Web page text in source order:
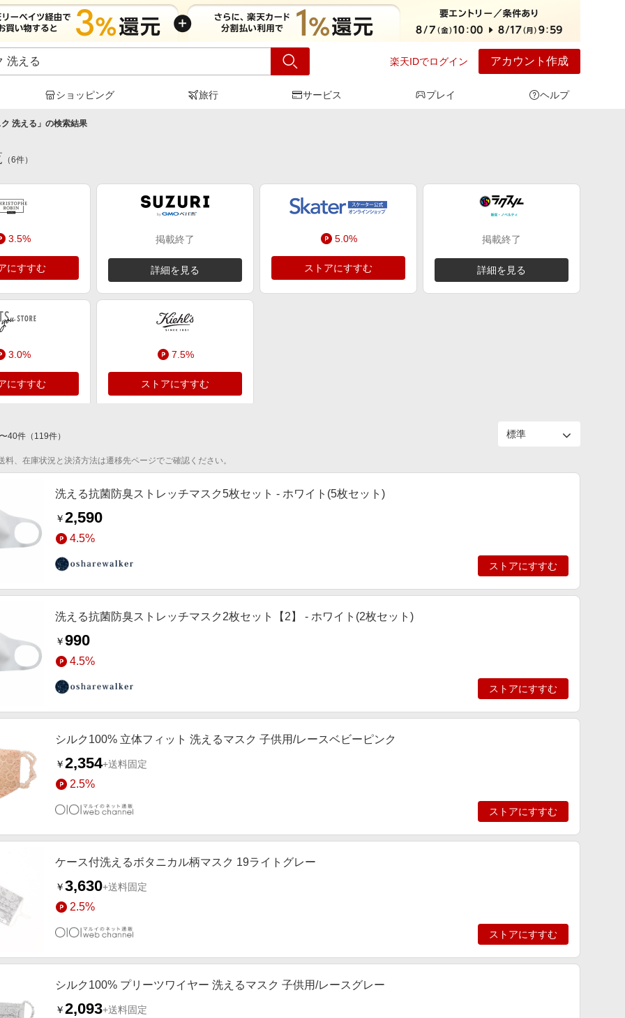
楽天IDでログイン アカウント作成
ショッピング 旅行 サービス プレイ ヘルプ
洗える 」の検索結果
（6件）
3.5%
にすすむ
掲載終了
詳細を見る
5.0%
ストアにすすむ
掲載終了
詳細を見る
3.0%
にすすむ
7.5%
ストアにすすむ
〜40件 （ 119件）
料、在庫状況と決済方法は遷移先ページでご確認ください。
洗える抗菌防臭ストレッチマスク5枚セット - ホワイト(5枚セット)
￥2,590
4.5%
ストアにすすむ
洗える抗菌防臭ストレッチマスク2枚セット【2】 - ホワイト(2枚セット)
￥990
4.5%
ストアにすすむ
シルク100% 立体フィット 洗えるマスク 子供用/レースベビーピンク
￥2,354+送料固定
2.5%
ストアにすすむ
ケース付洗えるボタニカル柄マスク 19ライトグレー
￥3,630+送料固定
2.5%
ストアにすすむ
シルク100% プリーツワイヤー 洗えるマスク 子供用/レースグレー
￥2,093+送料固定